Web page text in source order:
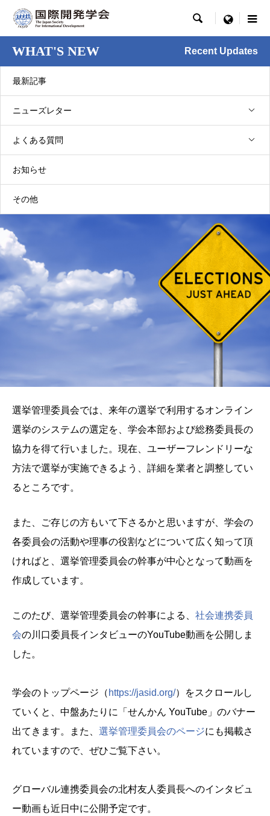
 menu
WHAT'S NEW Recent Updates
最新記事
ニューズレター
よくある質問
お知らせ
その他
NL33巻4号 [2022.11]
選挙管理委員会からのお知らせ（2022年
11月）
2022.11.01
選挙管理委員会では、来年の選挙で利用するオンライン
選挙のシステムの選定を、学会本部および総務委員長の
協力を得て行いました。現在、ユーザーフレンドリーな
方法で選挙が実施できるよう、詳細を業者と調整してい
るところです。
また、ご存じの方もいて下さるかと思いますが、学会の
各委員会の活動や理事の役割などについて広く知って頂
ければと、選挙管理委員会の幹事が中心となって動画を
作成しています。
このたび、選挙管理委員会の幹事による、 社会連携委員
会の川口委員長インタビューのYouTube動画を公開しま
した。
学会のトップページ（ https://jasid.org/）をスクロールし
ていくと、中盤あたりに「せんかん YouTube」のバナー
出てきます。また、 選挙管理委員会のページにも掲載さ
れていますので、ぜひご覧下さい。
グローバル連携委員会の北村友人委員長へのインタビュ
ー動画も近日中に公開予定です。